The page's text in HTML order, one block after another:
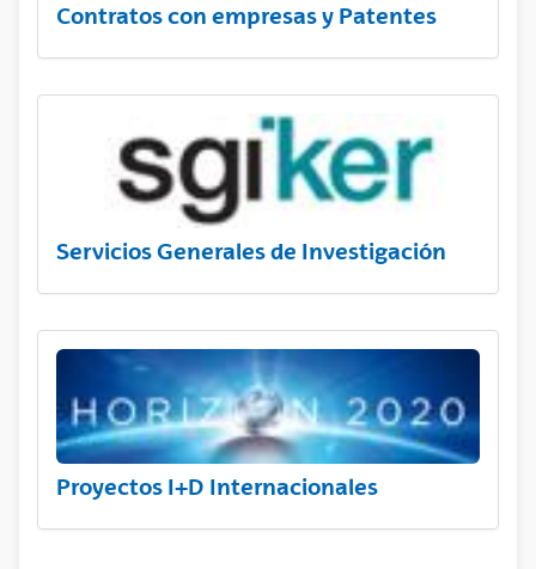
Contratos con empresas y Patentes
Servicios Generales de Investigación
Proyectos I+D Internacionales